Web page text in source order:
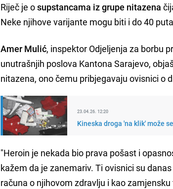
Riječ je osupstancama iz grupe nitazena
Neke njihove varijante mogu biti i do 40
Amer Mulić, inspektor Odjeljenja za borbu
unutrašnjih poslova Kantona Sarajevo,
nitazena, ono čemu pribjegavaju ovisnici o
23.04.26. 12:20
Kineska droga 'na klik' može
"Heroin je nekada bio prava pošast i
kažem da je zanemariv. Ti ovisnici su
računa o njihovom zdravlju i kao